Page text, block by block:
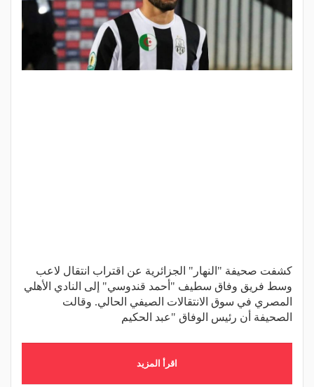
كشفت صحيفة "النهار" الجزائرية عن اقتراب انتقال لاعب
وسط فريق وفاق سطيف "أحمد قندوسي" إلى النادي الأهلي
المصري في سوق الانتقالات الصيفي الحالي. وقالت
الصحيفة أن رئيس الوفاق "عبد الحكيم
اقرأ المزيد